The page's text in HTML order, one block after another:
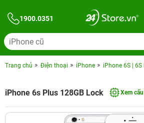
1900.0351
Trang chủ Điện thoại iPhone iPhone 6S | 6S
iPhone 6s Plus 128GB Lock Xem